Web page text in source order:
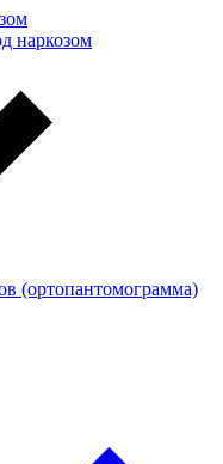
наркозом
(ортопантомограмма)